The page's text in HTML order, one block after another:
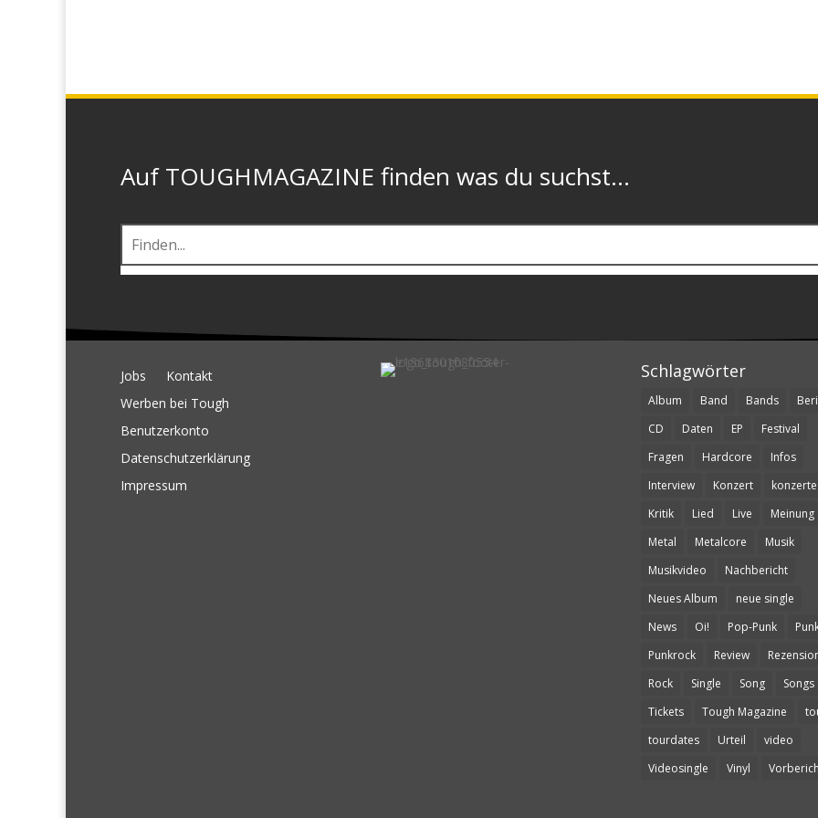
Auf TOUGHMAGAZINE finden was du suchst...
Jobs
Kontakt
Werben bei Tough
Benutzerkonto
Datenschutzerklärung
Impressum
Schlagwörter
Album Band Bands
CD
Daten EP
Festival
Fragen
Hardcore
Infos
Interview
Konzert
konzerte
Kritik
Lied Live
Meinung
Metal
Metalcore
Musik
Musikvideo
Nachbericht
Neues Album
neue single
News
Oi! Pop-Punk
Punkrock
Review
Rock
Single Song
Songs
Tickets
Tough Magazine
tourdates
Urteil
video
Videosingle
Vinyl